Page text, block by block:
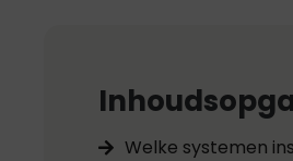
Welke systemen